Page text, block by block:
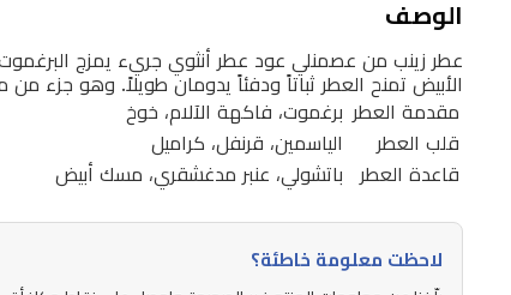
قلب
من
الياسمين
والقرنفل
وكراميل
ناعم.
قاعدة
من
الوصف
عطر زينب من عصمنلي عود عطر أنثوي جريء يمزج
الأبيض تمنح العطر ثباتاً ودفئاً يدومان طويلاً. وهو جزء
مقدمة العطر برغموت، فاكهة الآلام، خوخ
قلب العطر
الياسمين، قرنفل، كراميل
قاعدة العطر
باتشولي، عنبر مدغشقري، مسك أبيض
لاحظت معلومة خاطئة؟